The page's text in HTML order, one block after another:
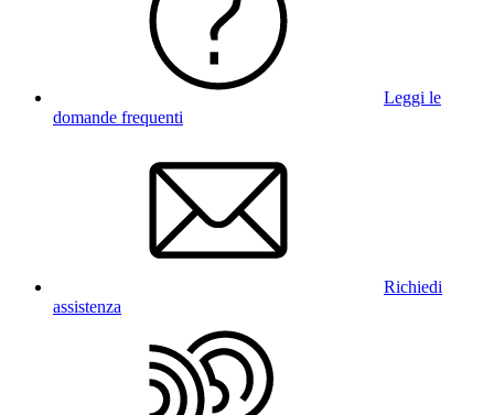
Leggi le
domande frequenti
Richiedi
assistenza